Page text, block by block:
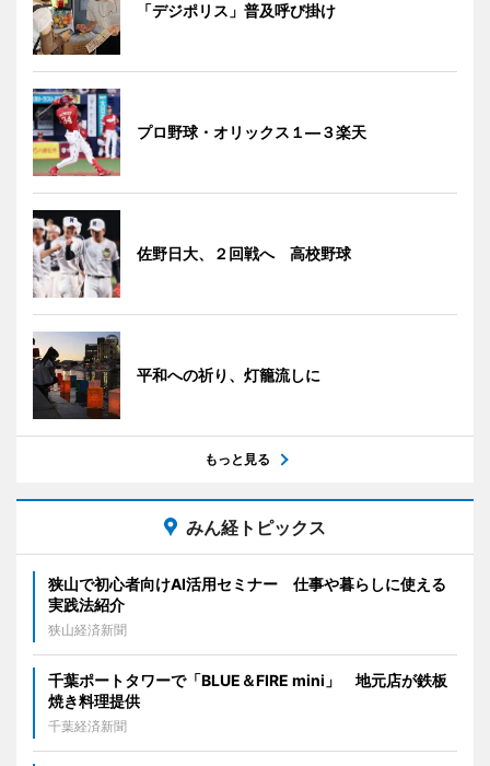
「デジポリス」普及呼び掛け
プロ野球・オリックス１―３楽天
佐野日大、２回戦へ 高校野球
平和への祈り、灯籠流しに
もっと見る
みん経トピックス
狭山で初心者向けAI活用セミナー 仕事や暮らしに使える
実践法紹介
狭山経済新聞
千葉ポートタワーで「BLUE＆FIRE mini」 地元店が鉄板
焼き料理提供
千葉経済新聞